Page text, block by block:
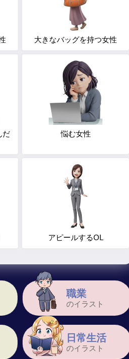
職業
のイラスト
日常生活
のイラスト
大きなバッグを持つ女性
だ
悩む女性
アピールするOL